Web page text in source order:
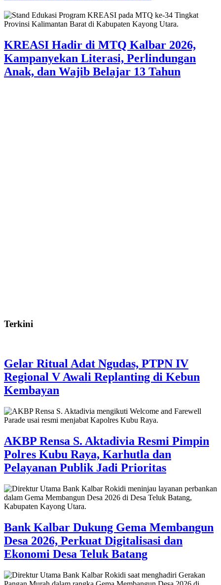
KREASI Hadir di MTQ Kalbar 2026,
Kampanyekan Literasi, Perlindungan
Anak, dan Wajib Belajar 13 Tahun
Terkini
Gelar Ritual Adat Ngudas, PTPN IV
Regional V Awali Replanting di Kebun
Kembayan
AKBP Rensa S. Aktadivia Resmi Pimpin
Polres Kubu Raya, Karhutla dan
Pelayanan Publik Jadi Prioritas
Bank Kalbar Dukung Gema Membangun
Desa 2026, Perkuat Digitalisasi dan
Ekonomi Desa Teluk Batang